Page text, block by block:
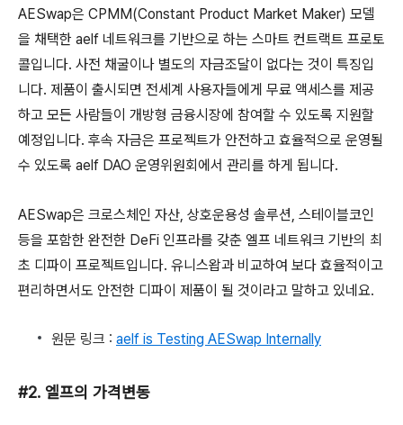
AESwap은 CPMM(Constant Product Market Maker) 모델
을 채택한 aelf 네트워크를 기반으로 하는 스마트 컨트랙트 프로토
콜입니다. 사전 채굴이나 별도의 자금조달이 없다는 것이 특징입
니다. 제품이 출시되면 전세계 사용자들에게 무료 액세스를 제공
하고 모든 사람들이 개방형 금융시장에 참여할 수 있도록 지원할
예정입니다. 후속 자금은 프로젝트가 안전하고 효율적으로 운영될
수 있도록 aelf DAO 운영위원회에서 관리를 하게 됩니다.
AESwap은 크로스체인 자산, 상호운용성 솔루션, 스테이블코인
등을 포함한 완전한 DeFi 인프라를 갖춘 엘프 네트워크 기반의 최
초 디파이 프로젝트입니다. 유니스왑과 비교하여 보다 효율적이고
편리하면서도 안전한 디파이 제품이 될 것이라고 말하고 있네요.
원문 링크 : aelf is Testing AESwap Internally
#2. 엘프의 가격변동